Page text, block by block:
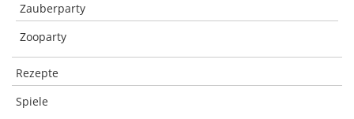
Zauberparty
Zooparty
Rezepte
Spiele